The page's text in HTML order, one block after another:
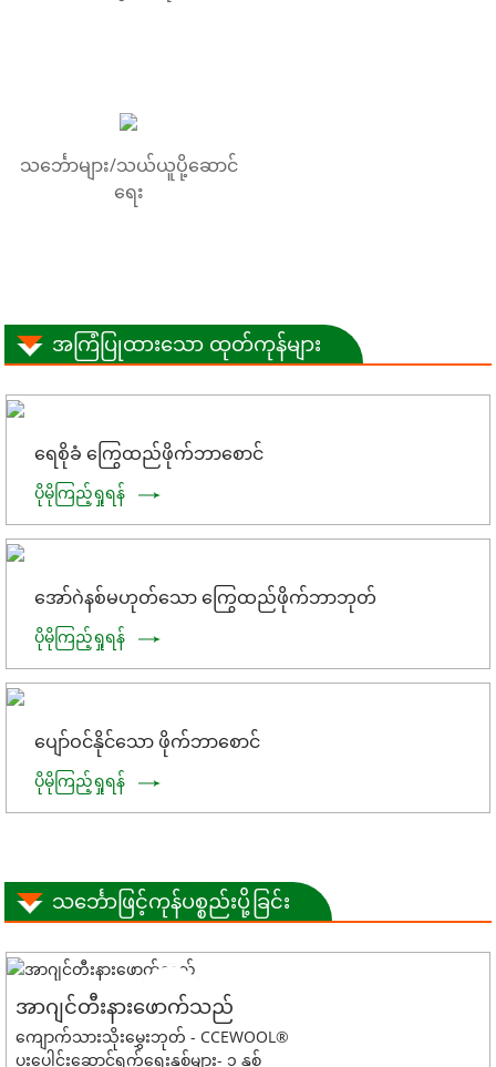
သင်္ဘောများ/သယ်ယူပို့ဆောင်
ရေး
အကြံပြုထားသော ထုတ်ကုန်များ
ရေစိုခံ ကြွေထည်ဖိုက်ဘာစောင်
ပိုမိုကြည့်ရှုရန်
အော်ဂဲနစ်မဟုတ်သော ကြွေထည်ဖိုက်ဘာဘုတ်
ပိုမိုကြည့်ရှုရန်
ပျော်ဝင်နိုင်သော ဖိုက်ဘာစောင်
ပိုမိုကြည့်ရှုရန်
သင်္ဘောဖြင့်ကုန်ပစ္စည်းပို့ခြင်း
အာဂျင်တီးနားဖောက်သည်
ကျောက်သားသိုးမွှေးဘုတ် - CCEWOOL®
ပူးပေါင်းဆောင်ရွက်ရေးနှစ်များ- ၁ နှစ်